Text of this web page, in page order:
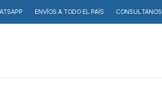
ENVÍOS A TODO EL PAÍS CONSULTANOS POR